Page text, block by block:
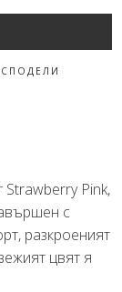
СПОДЕЛИ
Strawberry Pink,
с
разкроеният
цвят я